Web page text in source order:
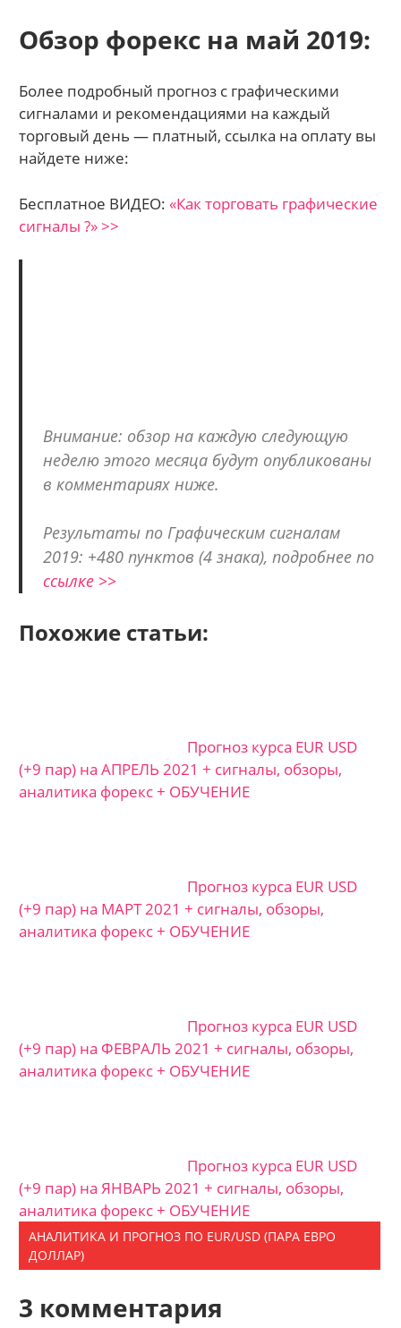
Обзор форекс на май 2019:
Более подробный прогноз с графическими
сигналами и рекомендациями на каждый
торговый день — платный, ссылка на оплату вы
найдете ниже:
Бесплатное ВИДЕО:«Как торговать графические
сигналы ?» >>
Внимание: обзор на каждую следующую
неделю этого месяца будут опубликованы
в комментариях ниже.
Результаты по Графическим сигналам
2019: +480 пунктов (4 знака), подробнее по
ссылке >>
Похожие статьи:
Прогноз курса EUR USD
(+9 пар) на АПРЕЛЬ 2021 + сигналы, обзоры,
аналитика форекс + ОБУЧЕНИЕ
Прогноз курса EUR USD
(+9 пар) на МАРТ 2021 + сигналы, обзоры,
аналитика форекс + ОБУЧЕНИЕ
Прогноз курса EUR USD
(+9 пар) на ФЕВРАЛЬ 2021 + сигналы, обзоры,
аналитика форекс + ОБУЧЕНИЕ
Прогноз курса EUR USD
(+9 пар) на ЯНВАРЬ 2021 + сигналы, обзоры,
аналитика форекс + ОБУЧЕНИЕ
АНАЛИТИКА И ПРОГНОЗ ПО EUR/USD (ПАРА ЕВРО
ДОЛЛАР)
3 комментария